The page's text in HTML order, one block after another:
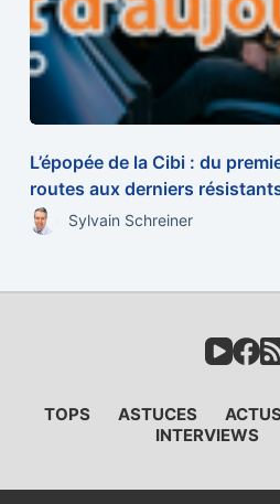
L’épopée de la Cibi : du
routes aux derniers
Sylvain Schreiner
TOPS ASTUCES ACTUS
INTERVIEWS